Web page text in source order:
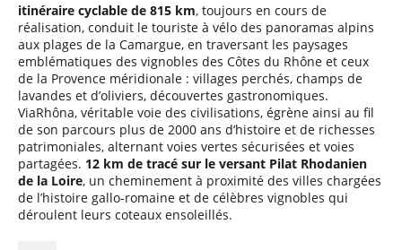
itinéraire cyclable de 815 km, toujours en cours de
réalisation, conduit le touriste à vélo des panoramas alpins
aux plages de la Camargue, en traversant les paysages
emblématiques des vignobles des Côtes du Rhône et ceux
de la Provence méridionale : villages perchés, champs de
lavandes et d’oliviers, découvertes gastronomiques.
ViaRhôna, véritable voie des civilisations, égrène ainsi au fil
de son parcours plus de 2000 ans d’histoire et de richesses
patrimoniales, alternant voies vertes sécurisées et voies
partagées. 12 km de tracé sur le versant Pilat Rhodanien
de la Loire, un cheminement à proximité des villes chargées
de l’histoire gallo-romaine et de célèbres vignobles qui
déroulent leurs coteaux ensoleillés.